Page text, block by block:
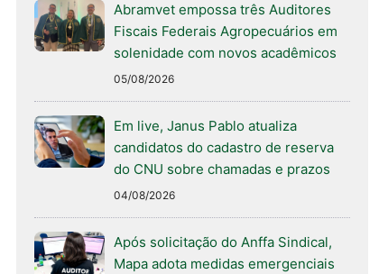
Abramvet empossa três Auditores
Fiscais Federais Agropecuários em
solenidade com novos acadêmicos
05/08/2026
Em live, Janus Pablo atualiza
candidatos do cadastro de reserva
do CNU sobre chamadas e prazos
04/08/2026
Após solicitação do Anffa Sindical,
Mapa adota medidas emergenciais